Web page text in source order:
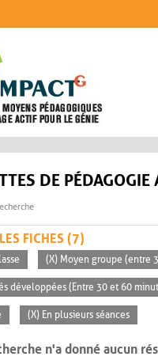
DE PÉDAGOGIE
FICHES (7)
(X) Moyen groupe (entre
développées (Entre 30 et 60
(X) En plusieurs séances
n'a donné aucun